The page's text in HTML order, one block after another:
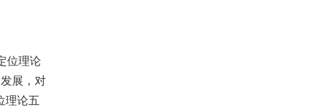
位理论
展，对
理论五